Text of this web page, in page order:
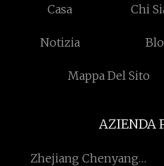
Casa Chi
Notizia
Mappa Del Sito
AZIENDA
Zhejiang Chenyang